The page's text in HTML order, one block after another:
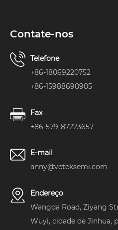
Contate-nos
Telefone
+86-18069220752
+86-15988690905
Fax
+86-579-87223657
E-mail
anny@veteksemi.com
Endereço
Wangda Road, Ziyang
Wuyi, cidade de Jinhua,